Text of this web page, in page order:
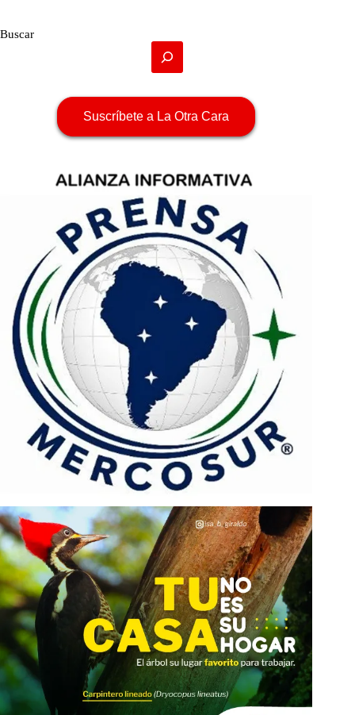
Buscar
Suscríbete a La Otra Cara